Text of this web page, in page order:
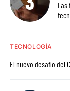
Las
TECNOLOGÍA
El nuevo desafío del